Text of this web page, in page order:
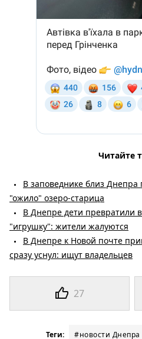
27
Читайте
В заповеднике близ Днепра
"ожило" озеро-старица
В Днепре дети превратили
"игрушку": жители жалуются
В Днепре к Новой почте
сразу уснул: ищут владельцев
Теги: #новости Днепра